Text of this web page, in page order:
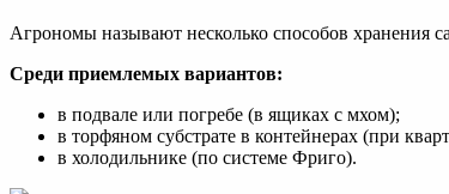
Агрономы называют несколько способов хранения
Среди приемлемых вариантов:
в подвале или погребе (в ящиках с мхом);
в торфяном субстрате в контейнерах (при
в холодильнике (по системе Фриго).